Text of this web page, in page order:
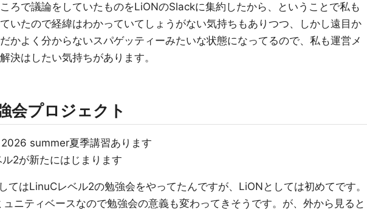
ろで議論をしていたものをLiONのSlackに集約したから、ということで私も
いたので経緯はわかっていてしょうがない気持ちもありつつ、しかし遠目か
かよく分からないスパゲッティーみたいな状態になってるので、私も運営メ
決はしたい気持ちがあります。
会プロジェクト
summer夏季講習あります
2が新たにはじまります
てはLinuCレベル2の勉強会をやってたんですが、LiONとしては初めてです。
ニティベースなので勉強会の意義も変わってきそうです。が、外から見ると